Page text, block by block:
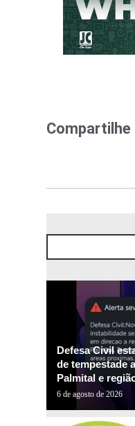
Compartilhe
Defesa Civil
de tempestade
Palmital e
6 de agosto de 2026